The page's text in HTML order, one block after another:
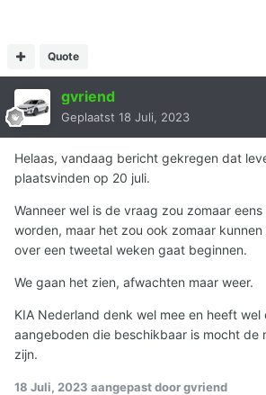
Quote
gvriend
Geplaatst 18 Juli, 2023
Helaas, vandaag bericht gekregen dat
plaatsvinden op 20 juli.
Wanneer wel is de vraag zou zomaar
worden, maar het zou ook zomaar
over een tweetal weken gaat beginnen.
We gaan het zien, afwachten maar weer.
KIA Nederland denk wel mee en heeft wel
aangeboden die beschikbaar is mocht de
zijn.
18 Juli, 2023 aangepast door gvriend